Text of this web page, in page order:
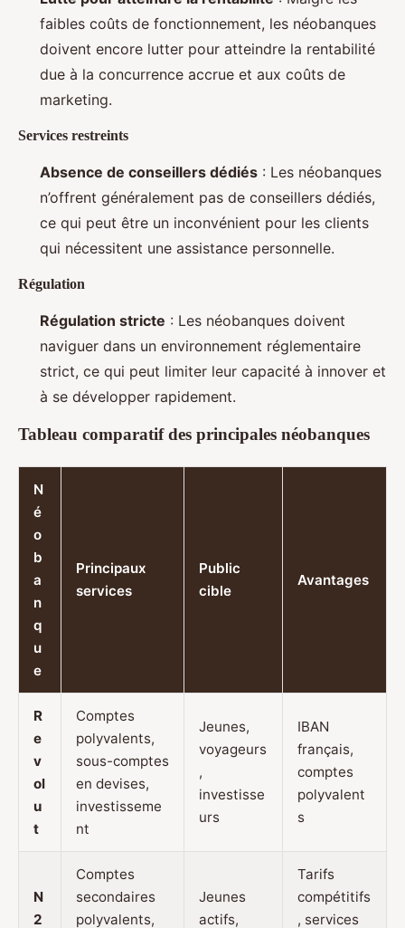
faibles coûts de fonctionnement, les néobanques
doivent encore lutter pour atteindre la rentabilité
due à la concurrence accrue et aux coûts de
marketing.
Services restreints
Absence de conseillers dédiés : Les néobanques
n’offrent généralement pas de conseillers dédiés,
ce qui peut être un inconvénient pour les clients
qui nécessitent une assistance personnelle.
Régulation
Régulation stricte : Les néobanques doivent
naviguer dans un environnement réglementaire
strict, ce qui peut limiter leur capacité à innover et
à se développer rapidement.
Tableau comparatif des principales néobanques
N
é
o
b
a
n
q
u
e
Principaux
services
Public
cible
Avantages
R
e
v
ol
u
t
Comptes
polyvalents,
sous-comptes
en devises,
investisseme
nt
Jeunes,
voyageurs
,
investisse
urs
IBAN
français,
comptes
polyvalent
s
N
2
Comptes
secondaires
polyvalents,
Jeunes
actifs,
Tarifs
compétitifs
, services